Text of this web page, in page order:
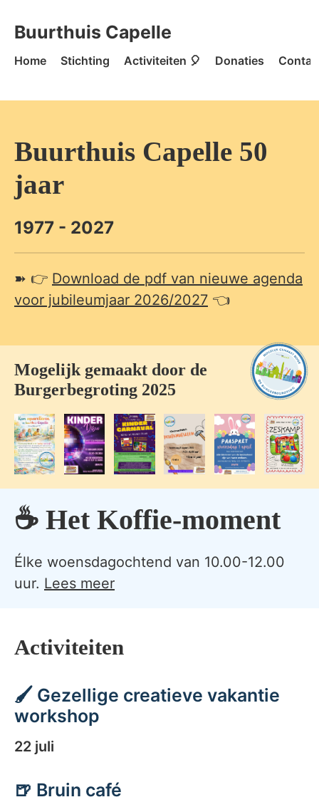
Buurthuis Capelle - Home
Buurthuis Capelle
Home Stichting Activiteiten 🎈 Donaties
Buurthuis Capelle 50
jaar
1977 - 2027
➽ 👉 Download de pdf van nieuwe agenda
voor jubileumjaar 2026/2027 👈
Mogelijk gemaakt door de
Burgerbegroting 2025
☕ Het Koffie-moment
Élke woensdagochtend van 10.00-12.00
uur. Lees meer
Activiteiten
🖌️ Gezellige creatieve vakantie
workshop
22 juli
🍺 Bruin café